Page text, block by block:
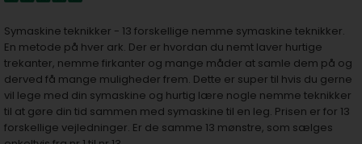
Symaskine teknikker - 13 forskellige nemme symaskine teknikker.
En metode på hver ark. Der er hvordan du nemt laver hurtige
trekanter, nemme firkanter og mange måder at samle dem på og
derved få mange muligheder frem. Dette er super til hvis du gerne
vil lege med din symaskine og hurtig lære nogle nemme teknikker
til at gøre din tid sammen med symaskine til en leg. Prisen er for 13
forskellige vejledninger. Er de samme 13 mønstre, som sælges